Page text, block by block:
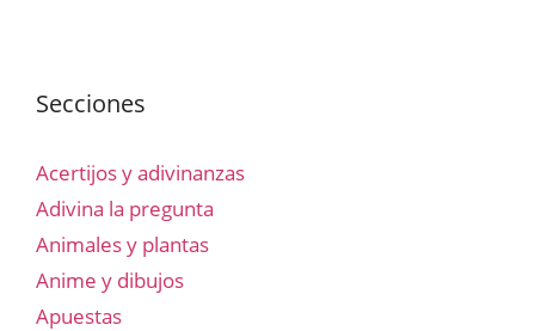
Secciones
Acertijos y adivinanzas
Adivina la pregunta
Animales y plantas
Anime y dibujos
Apuestas